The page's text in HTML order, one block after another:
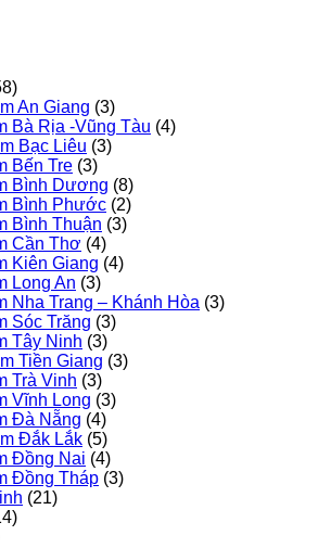
An Giang (3)
Bà Rịa -Vũng Tàu (4)
Bạc Liêu (3)
Bến Tre (3)
Bình Dương (8)
Bình Phước (2)
Bình Thuận (3)
Cần Thơ (4)
Kiên Giang (4)
Long An (3)
Nha Trang – Khánh Hòa (3)
Sóc Trăng (3)
Tây Ninh (3)
Tiền Giang (3)
Trà Vinh (3)
Vĩnh Long (3)
Đà Nẵng (4)
Đắk Lắk (5)
Đồng Nai (4)
Đồng Tháp (3)
(21)